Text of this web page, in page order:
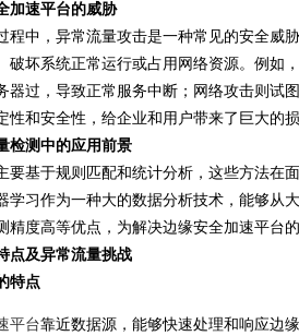
加速平台的威胁
程中，异常流量攻击是一种常见的安全威
破坏系统正常运行或占用网络资源。例如
器过，导致正常服务中断；网络攻击则试
性和安全性，给企业和用户带来了巨大的
检测中的应用前景
要基于规则匹配和统计分析，这些方法在
学习作为一种大的数据分析技术，能够从
精度高等优点，为解决边缘安全加速平台
点及异常流量挑战
特点
平台靠近数据源，能够快速处理和响应边